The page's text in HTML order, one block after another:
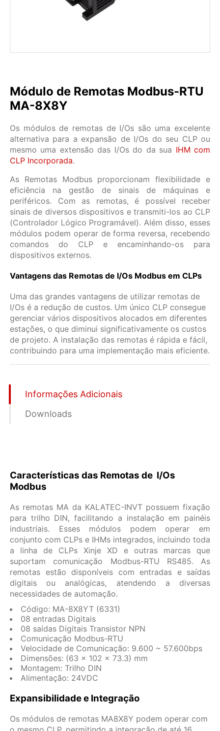
Módulo de Remotas Modbus-RTU
MA-8X8Y
Os módulos de remotas de I/Os são uma excelente
alternativa para a expansão de I/Os do seu CLP ou
mesmo uma extensão das I/Os do da sua IHM com
CLP Incorporada.
As Remotas Modbus proporcionam flexibilidade e
eficiência na gestão de sinais de máquinas e
periféricos. Com as remotas, é possível receber
sinais de diversos dispositivos e transmiti-los ao CLP
(Controlador Lógico Programável). Além disso, esses
módulos podem operar de forma reversa, recebendo
comandos do CLP e encaminhando-os para
dispositivos externos.
Vantagens das Remotas de I/Os Modbus em CLPs
Uma das grandes vantagens de utilizar remotas de
I/Os é a redução de custos. Um único CLP consegue
gerenciar vários dispositivos alocados em diferentes
estações, o que diminui significativamente os custos
de projeto. A instalação das remotas é rápida e fácil,
contribuindo para uma implementação mais eficiente.
Informações Adicionais
Downloads
Características das Remotas de I/Os
Modbus
As remotas MA da KALATEC-INVT possuem fixação
para trilho DIN, facilitando a instalação em painéis
industriais. Esses módulos podem operar em
conjunto com CLPs e IHMs integrados, incluindo toda
a linha de CLPs Xinje XD e outras marcas que
suportam comunicação Modbus-RTU RS485. As
remotas estão disponíveis com entradas e saídas
digitais ou analógicas, atendendo a diversas
necessidades de automação.
Código: MA-8X8YT (6331)
08 entradas Digitais
08 saídas Digitais Transistor NPN
Comunicação Modbus-RTU
Velocidade de Comunicação: 9.600 ~ 57.600bps
Dimensões: (63 x 102 x 73.3) mm
Montagem: Trilho DIN
Alimentação: 24VDC
Expansibilidade e Integração
Os módulos de remotas MA8X8Y podem operar com